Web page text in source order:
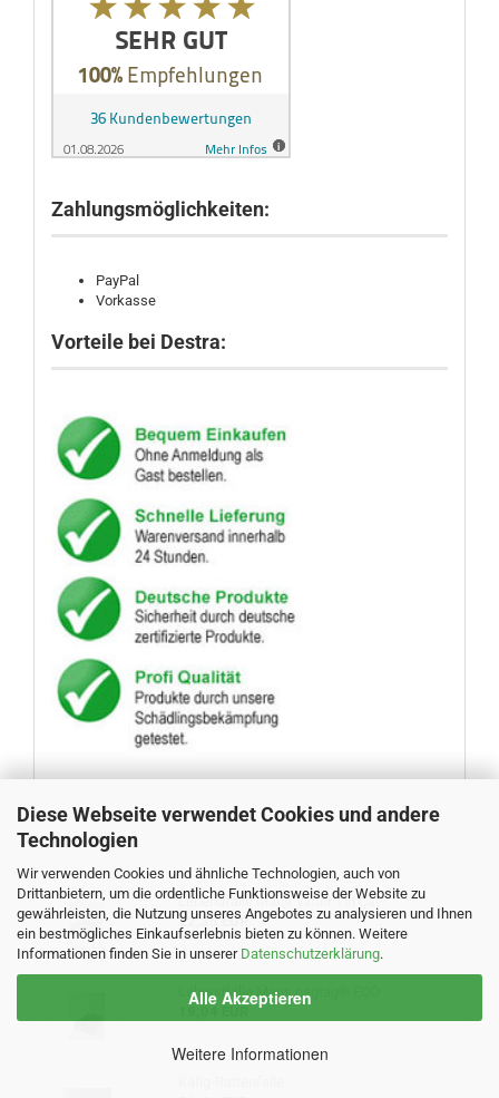
Diese Webseite verwendet Cookies und andere
Technologien
Wir verwenden Cookies und ähnliche Technologien, auch von
Drittanbietern, um die ordentliche Funktionsweise der Website zu
gewährleisten, die Nutzung unseres Angebotes zu analysieren und Ihnen
ein bestmögliches Einkaufserlebnis bieten zu können. Weitere
Informationen finden Sie in unserer Datenschutzerklärung.
Alle Akzeptieren
Weitere Informationen
Zahlungsmöglichkeiten:
PayPal
Vorkasse
Vorteile bei Destra:
Bestseller
Lebendfalle Maus Victor Tin Cat
22,35 EUR
Lebendfalle Maus nagtag® ECO